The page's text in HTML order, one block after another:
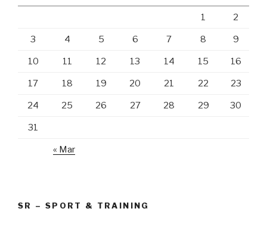
1 2
3 4 5 6 7 8 9
10 11 12 13 14 15 16
17 18 19 20 21 22 23
24 25 26 27 28 29 30
31
« Mar
SR – SPORT & TRAINING